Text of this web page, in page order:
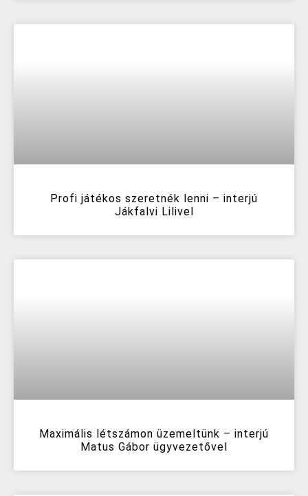
Profi játékos szeretnék lenni – interjú
Jákfalvi Lilivel
Maximális létszámon üzemeltünk – interjú
Matus Gábor ügyvezetővel